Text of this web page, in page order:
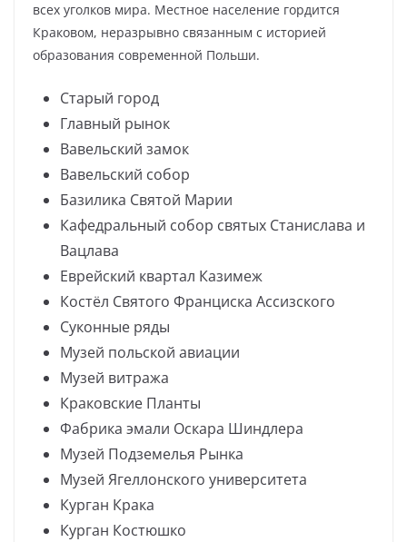
всех уголков мира. Местное население гордится
Краковом, неразрывно связанным с историей
образования современной Польши.
Старый город
Главный рынок
Вавельский замок
Вавельский собор
Базилика Святой Марии
Кафедральный собор святых Станислава и
Вацлава
Еврейский квартал Казимеж
Костёл Святого Франциска Ассизского
Суконные ряды
Музей польской авиации
Музей витража
Краковские Планты
Фабрика эмали Оскара Шиндлера
Музей Подземелья Рынка
Музей Ягеллонского университета
Курган Крака
Курган Костюшко